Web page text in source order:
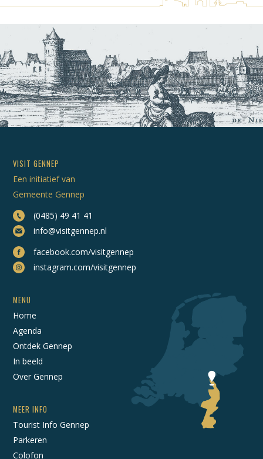
VISIT GENNEP
Een initiatief van
Gemeente Gennep
(0485) 49 41 41
info@visitgennep.nl
facebook.com/visitgennep
instagram.com/visitgennep
MENU
Home
Agenda
Ontdek Gennep
In beeld
Over Gennep
MEER INFO
Tourist Info Gennep
Parkeren
Colofon